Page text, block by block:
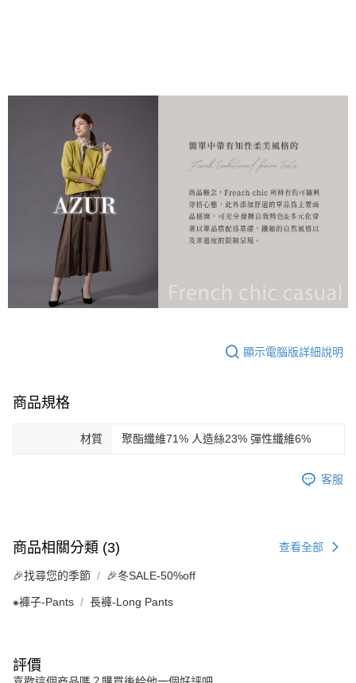
顯示電腦版詳細說明
商品規格
材質 聚酯纖維71% 人造絲23% 彈性纖維6%
客服
商品相關分類 (3) 查看全部
🎉找尋您的季節 🎉冬SALE-50%off
⁕褲子-Pants 長褲-Long Pants
評價